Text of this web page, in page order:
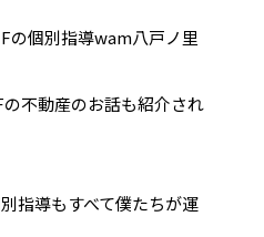
の個別指導wam八戸ノ里
不動産のお話も紹介され
指導もすべて僕たちが運